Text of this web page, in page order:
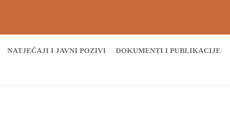
NATJEČAJI I JAVNI POZIVI DOKUMENTI I PUBLIKACIJE